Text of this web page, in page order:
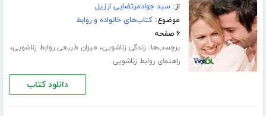
از:سید جوادمرتضایی ارزیل
موضوع:کتاب‌های خانواده و روابط
۶ صفحه
برچسب‌ها: زندگی زناشویی، میزان طبیعی روابط زناشویی،
راهنمای روابط زناشویی
دانلود کتاب